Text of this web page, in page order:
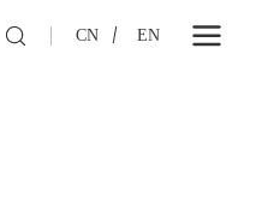
CN EN